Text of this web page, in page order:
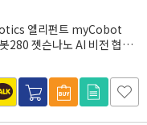
엘리펀트 myCobot
젯슨나노 AI 비전 협동